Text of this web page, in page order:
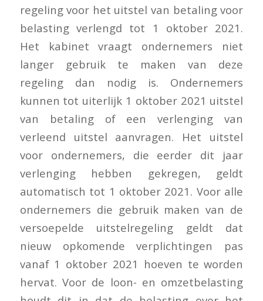
regeling voor het uitstel van betaling voor
belasting verlengd tot 1 oktober 2021.
Het kabinet vraagt ondernemers niet
langer gebruik te maken van deze
regeling dan nodig is. Ondernemers
kunnen tot uiterlijk 1 oktober 2021 uitstel
van betaling of een verlenging van
verleend uitstel aanvragen. Het uitstel
voor ondernemers, die eerder dit jaar
verlenging hebben gekregen, geldt
automatisch tot 1 oktober 2021. Voor alle
ondernemers die gebruik maken van de
versoepelde uitstelregeling geldt dat
nieuw opkomende verplichtingen pas
vanaf 1 oktober 2021 hoeven te worden
hervat. Voor de loon- en omzetbelasting